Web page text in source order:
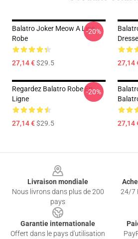
Balatro Joker Meow A Line
Robe
27,14 €$29.5
-20%
27,14
Regardez Balatro Robe En
Ligne
27,14 €$29.5
-20%
27,14
Livraison mondiale
Nous livrons dans plus de 200
pays
24/7
Garantie internationale
Offert dans le pays d'utilisation